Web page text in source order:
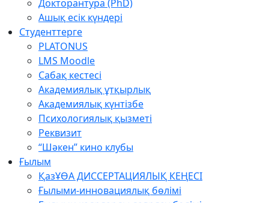
Докторантура (PhD)
Ашық есік күндері
Студенттерге
PLATONUS
LMS Moodle
Сабақ кестесі
Академиялық ұтқырлық
Академиялық күнтізбе
Психологиялық қызметі
Реквизит
“Шәкен” кино клубы
Ғылым
ҚазҰӨА ДИССЕРТАЦИЯЛЫҚ КЕҢЕСІ
Ғылыми-инновациялық бөлімі